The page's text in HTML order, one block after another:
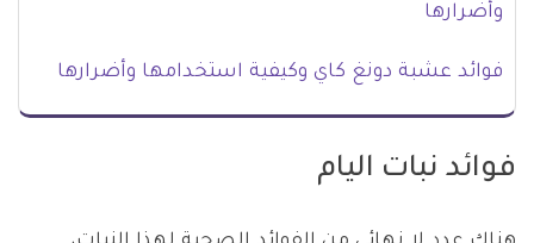
وأضرارها
فوائد عشبة دونغ كاي وكيفية استخدامها وأضرارها
فوائد نبات اليام